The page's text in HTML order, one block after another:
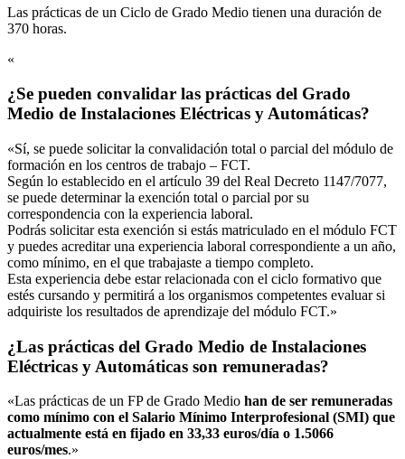
Las prácticas de un Ciclo de Grado Medio tienen una duración de
370 horas.
«
¿Se pueden convalidar las prácticas del Grado
Medio de Instalaciones Eléctricas y Automáticas?
«Sí, se puede solicitar la convalidación total o parcial del módulo de
formación en los centros de trabajo – FCT.
Según lo establecido en el artículo 39 del Real Decreto 1147/7077,
se puede determinar la exención total o parcial por su
correspondencia con la experiencia laboral.
Podrás solicitar esta exención si estás matriculado en el módulo FCT
y puedes acreditar una experiencia laboral correspondiente a un año,
como mínimo, en el que trabajaste a tiempo completo.
Esta experiencia debe estar relacionada con el ciclo formativo que
estés cursando y permitirá a los organismos competentes evaluar si
adquiriste los resultados de aprendizaje del módulo FCT.»
¿Las prácticas del Grado Medio de Instalaciones
Eléctricas y Automáticas son remuneradas?
«Las prácticas de un FP de Grado Medio han de ser remuneradas
como mínimo con el Salario Mínimo Interprofesional (SMI) que
actualmente está en fijado en 33,33 euros/día o 1.5066
euros/mes.»